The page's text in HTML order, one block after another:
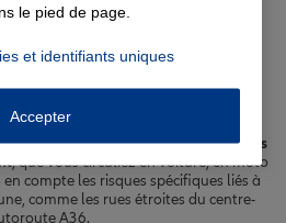
auto, moto
à Pfastatt
des solutions d'assurance adaptées
, que vous circuliez en voiture, en moto
compte les risques spécifiques liés à
comme les rues étroites du centre-
A36.
le pied de page.
et identifiants uniques
Accepter